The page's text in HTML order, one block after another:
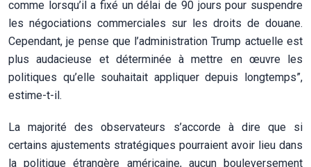
comme lorsqu’il a fixé un délai de 90 jours pour suspendre
les négociations commerciales sur les droits de douane.
Cependant, je pense que l’administration Trump actuelle est
plus audacieuse et déterminée à mettre en œuvre les
politiques qu’elle souhaitait appliquer depuis longtemps”,
estime-t-il.
La majorité des observateurs s’accorde à dire que si
certains ajustements stratégiques pourraient avoir lieu dans
la politique étrangère américaine, aucun bouleversement